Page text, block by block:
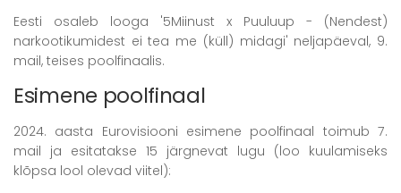
Eesti osaleb looga '5Miinust x Puuluup - (Nendest)
narkootikumidest ei tea me (küll) midagi' neljapäeval, 9.
mail, teises poolfinaalis.
Esimene poolfinaal
2024. aasta Eurovisiooni esimene poolfinaal toimub 7.
mail ja esitatakse 15 järgnevat lugu (loo kuulamiseks
klõpsa lool olevad viitel):